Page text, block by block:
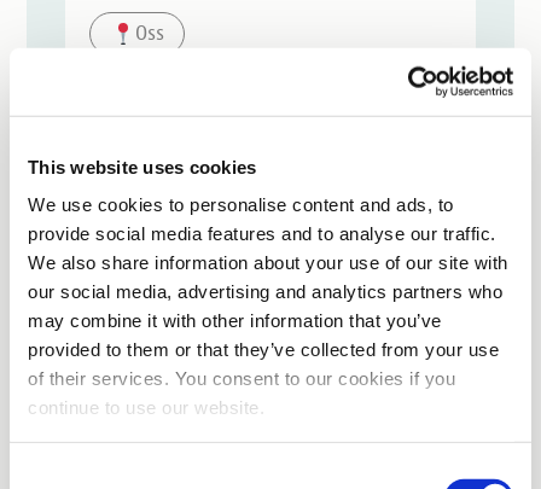
This website uses cookies
We use cookies to personalise content and ads, to
provide social media features and to analyse our traffic.
We also share information about your use of our site with
our social media, advertising and analytics partners who
may combine it with other information that you’ve
provided to them or that they’ve collected from your use
of their services. You consent to our cookies if you
continue to use our website.
Oss
€16,64 – €16,64
Chcesz utworzyć alert
o ofertach pracy?